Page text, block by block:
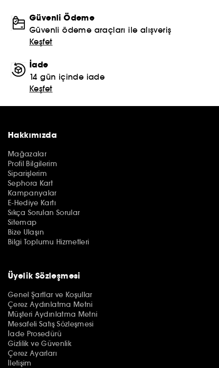
Güvenli Ödeme
Güvenli ödeme araçları ile alışveriş
Keşfet
İade
14 gün içinde iade
Keşfet
Hakkımızda
Mağazalar
Profil Bilgilerim
Siparişlerim
Sephora Kart
Kampanyalar
E-Hediye Kartı
Sıkça Sorulan Sorular
Sitemap
Bize Ulaşın
Bilgi Toplumu Hizmetleri
Üyelik Sözleşmesi
Genel Şartlar ve Koşullar
Çerez Aydınlatma Metni
Müşteri Aydınlatma Metni
Mesafeli Satış Sözleşmesi
İade Prosedürü
Gizlilik ve Güvenlik
Çerez Ayarları
İletişim